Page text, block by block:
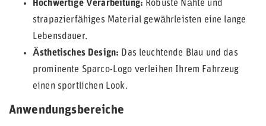
Hochwertige Verarbeitung: Robuste Nähte und
strapazierfähiges Material gewährleisten eine lange
Lebensdauer.
Ästhetisches Design: Das leuchtende Blau und das
prominente Sparco-Logo verleihen Ihrem Fahrzeug
einen sportlichen Look.
Anwendungsbereiche